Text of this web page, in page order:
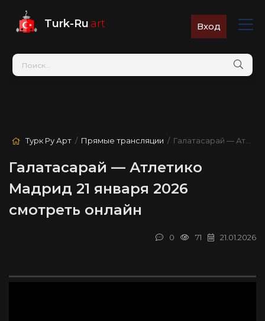
Turk-Ru.art Вход
Турк Ру Арт / Прямые трансляции / Галатасарай — Атлетико Мадрид
Галатасарай — Атлетико
Мадрид 21 января 2026
смотреть онлайн
21.01.2026
71
0